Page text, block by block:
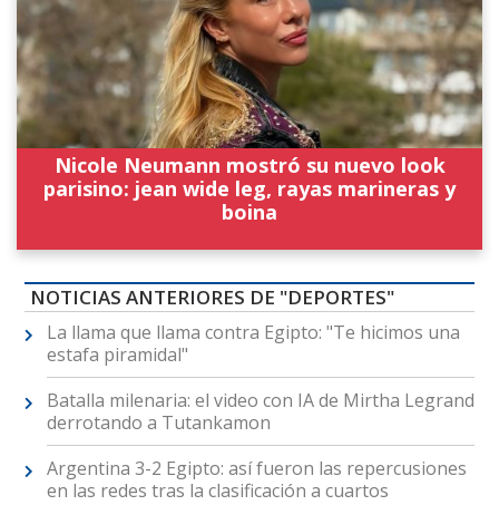
Nicole Neumann mostró su nuevo look
parisino: jean wide leg, rayas marineras y
boina
NOTICIAS ANTERIORES DE "DEPORTES"
La llama que llama contra Egipto: "Te hicimos una
estafa piramidal"
Batalla milenaria: el video con IA de Mirtha Legrand
derrotando a Tutankamon
Argentina 3-2 Egipto: así fueron las repercusiones
en las redes tras la clasificación a cuartos